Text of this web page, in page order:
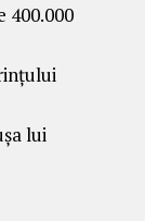
400.000
lui